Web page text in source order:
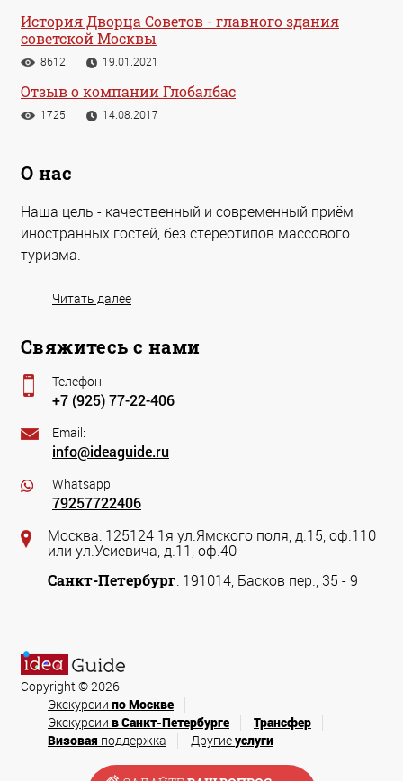
История Дворца Советов - главного здания
советской Москвы
8612 19.01.2021
Отзыв о компании Глобалбас
1725 14.08.2017
О нас
Наша цель - качественный и современный приём
иностранных гостей, без стереотипов массового
туризма.
Читать далее
Свяжитесь с нами
Телефон:
+7 (925) 77-22-406
Email:
info@ideaguide.ru
Whatsapp:
79257722406
Москва: 125124 1я ул.Ямского поля, д.15, оф.110
или ул.Усиевича, д.11, оф.40
Санкт-Петербург: 191014, Басков пер., 35 - 9
Copyright © 2026
Экскурсии по Москве
Экскурсии в Санкт-Петербурге
Трансфер
Визовая поддержка Другиеуслуги